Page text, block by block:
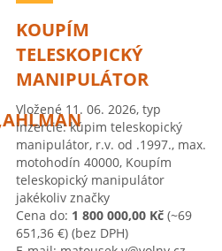
KOUPÍM
TELESKOPICKÝ
MANIPULÁTOR
Vložené 11. 06. 2026, typ
inzercie: kúpim teleskopický
manipulátor, r.v. od .1997., max.
motohodín 40000, Koupím
teleskopický manipulátor
jakékoliv značky
Cena do: 1 800 000,00 Kč (~69
651,36 €) (bez DPH)